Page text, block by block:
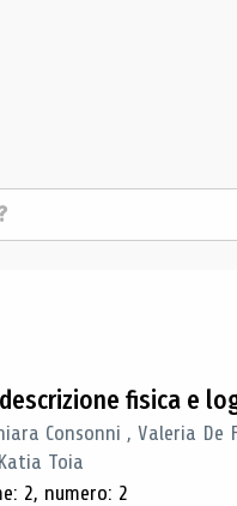
fisica e
Consonni , Valeria
Toia
2, numero: 2